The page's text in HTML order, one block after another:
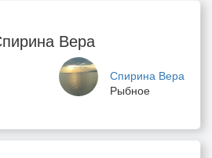
Вера
Спирина Вера
Рыбное